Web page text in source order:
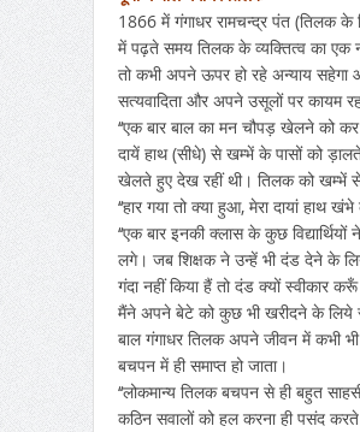
1866 में गंगाधर रामचन्द्र पंत (तिलक
में पढ़ते समय तिलक के व्यक्तित्व का एक
तो कभी अपने ऊपर हो रहे अन्याय सहेगा
सत्यवादिता और अपने उसूलों पर कायम
‘‘एक बार बाल का मन चौपड़ खेलने को
दायें हाथ (सीधे) से खम्भें के पासों को
खेलते हुए देख रहीं थी। तिलक को खम्भें से
‘‘हार गया तो क्या हुआ, मेरा दायां
‘‘एक बार इनकी क्लास के कुछ
लगे। जब शिक्षक ने उन्हें भी दंड देने के
गंदा नहीं किया हैं तो दंड क्यों स्वीकार
मैंने अपने बेटे को कुछ भी खरीदने के लिये
बाल गंगाधर तिलक अपने जीवन में कभी
बचपन में ही समाप्त हो जाता।
‘‘लोकमान्य तिलक बचपन से ही बहुत
कठिन सवालों को हल करना ही पसंद